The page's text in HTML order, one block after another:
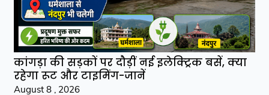
कांगड़ा की सड़कों पर दौड़ीं नई इलेक्ट्रिक बसें, क्या
रहेगा रूट और टाइमिंग-जानें
August 8 , 2026